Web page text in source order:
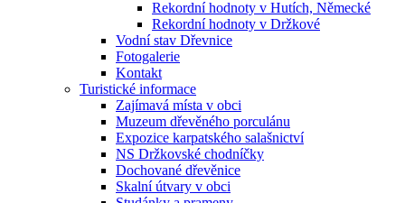
Rekordní hodnoty v Hutích, Německé
Rekordní hodnoty v Držkové
Vodní stav Dřevnice
Fotogalerie
Kontakt
Turistické informace
Zajímavá místa v obci
Muzeum dřevěného porculánu
Expozice karpatského salašnictví
NS Držkovské chodníčky
Dochované dřevěnice
Skalní útvary v obci